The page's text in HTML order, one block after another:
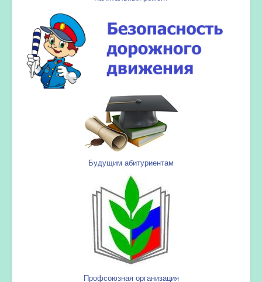
Будущим абитуриентам
Профсоюзная организация